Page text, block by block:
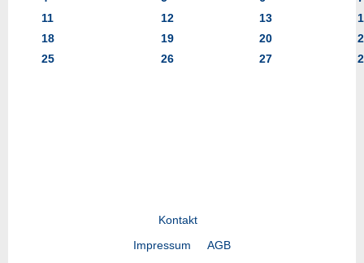
11
12 13
18
19 20
25
26 27
Kontakt
Impressum
AGB